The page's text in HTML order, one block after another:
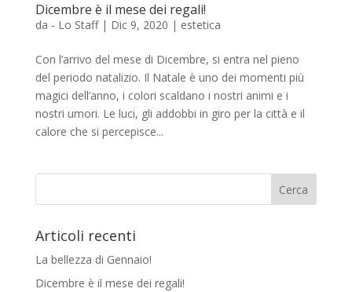
Dicembre è il mese dei regali!
da - Lo Staff| Dic 9, 2020 | estetica
Con l’arrivo del mese di Dicembre, si entra nel pieno
del periodo natalizio. Il Natale è uno dei momenti più
magici dell’anno, i colori scaldano i nostri animi e i
nostri umori. Le luci, gli addobbi in giro per la città e il
calore che si percepisce...
Articoli recenti
La bellezza di Gennaio!
Dicembre è il mese dei regali!